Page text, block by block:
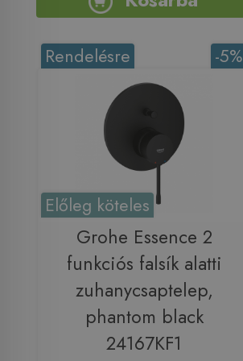
-5%
Rendelésre
Előleg köteles
Grohe Essence 2
funkciós falsík alatti
zuhanycsaptelep,
phantom black
24167KF1